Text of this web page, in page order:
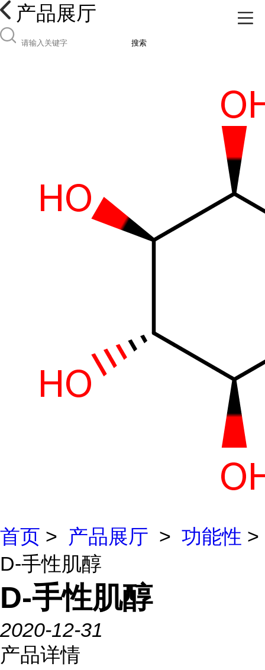
产品展厅
搜索
首页 > 产品展厅 > 功能性 >
D-手性肌醇
D-手性肌醇
2020-12-31
产品详情